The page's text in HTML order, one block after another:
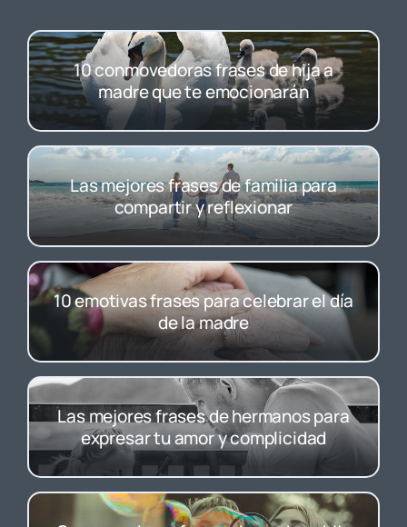
10 conmovedoras frases de hija a
madre que te emocionarán
Las mejores frases de familia para
compartir y reflexionar
10 emotivas frases para celebrar el día
de la madre
Las mejores frases de hermanos para
expresar tu amor y complicidad